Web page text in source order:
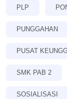
PLP
PUNGGAHAN
PUSAT
SMK PAB 2
SOSIALISASI